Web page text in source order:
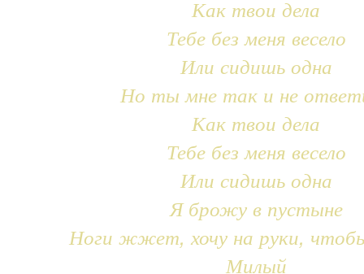
Как твои дела
Тебе без меня весело
Или сидишь одна
Но ты мне так и не
Как твои дела
Тебе без меня весело
Или сидишь одна
Я брожу в пустыне
Ноги жжет, хочу на руки,
Милый